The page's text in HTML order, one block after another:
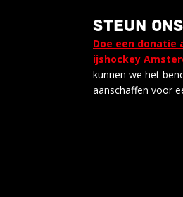
STEUN ONS
Doe een donatie
ijshockey
kunnen we het
aanschaffen voor